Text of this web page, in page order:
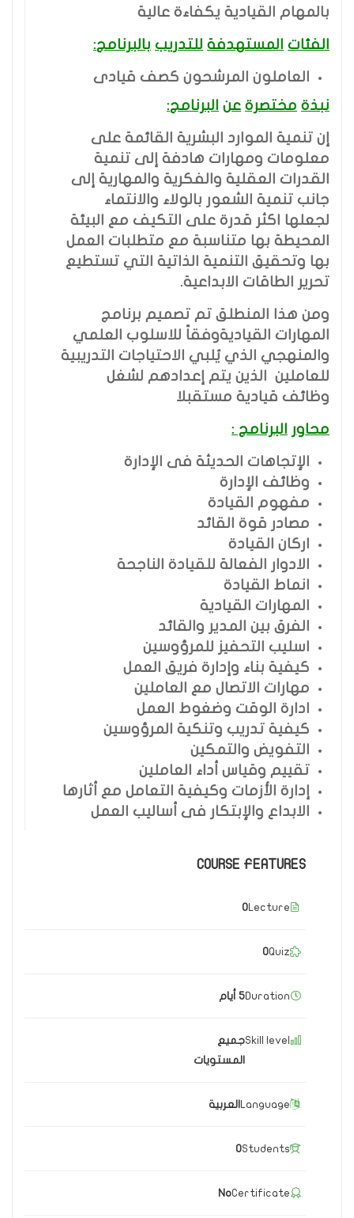
بالمهام القيادية يكفاءة عالية
الفئات المستهدفة للتدريب بالبرنامج:
العاملون المرشحون كصف قيادى
نبذة مختصرة عن البرنامج:
إن تنمية الموارد البشرية القائمة على
معلومات ومهارات هادفة إلى تنمية
القدرات العقلية والفكرية والمهارية إلى
جانب تنمية الشعور بالولاء والانتماء
لجعلها اكثر قدرة على التكيف مع البيئة
المحيطة بها متناسبة مع متطلبات العمل
بها وتحقيق التنمية الذاتية التي تستطيع
تحرير الطاقات الابداعية.
ومن هذا المنطلق تم تصميم برنامج
المهارات القياديةوفقاً للاسلوب العلمي
والمنهجي الذي يُلبي الاحتياجات التدريبية
للعاملين الذين يتم إعدادهم لشغل
وظائف قيادية مستقبلا
محاور البرنامج :
الإتجاهات الحديثة فى الإدارة
وظائف الإدارة
مفهوم القيادة
مصادر قوة القائد
اركان القيادة
الادوار الفعالة للقيادة الناجحة
انماط القيادة
المهارات القيادية
الفرق بين المدير والقائد
اسليب التحفيز للمرؤوسين
كيفية بناء وإدارة فريق العمل
مهارات الاتصال مع العاملين
ادارة الوقت وضغوط العمل
كيفية تدريب وتنكية المرؤوسين
التفويض والتمكين
تقييم وقياس أداء العاملين
إدارة الأزمات وكيفية التعامل مع أثارها
الابداع والإبتكار فى أساليب العمل
COURSE FEATURES
Lecture
0
Quiz
0
Duration5 أيام
Skill levelجميع
المستويات
Language العربية
Students
0
Certificate
No